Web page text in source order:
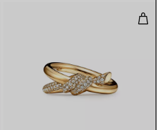
mit kleinen Gliedern in